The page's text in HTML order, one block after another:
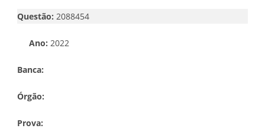
Questão: 2088454
Ano: 2022
Banca:
Órgão:
Prova: